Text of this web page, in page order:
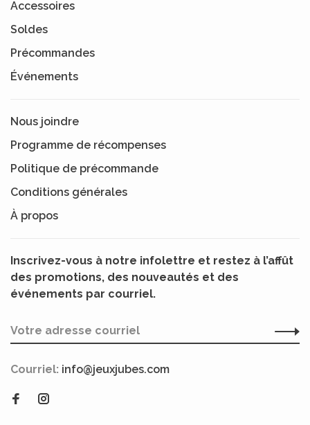
Accessoires
Soldes
Précommandes
Événements
Nous joindre
Programme de récompenses
Politique de précommande
Conditions générales
À propos
Inscrivez-vous à notre infolettre et restez à l’affût
des promotions, des nouveautés et des
événements par courriel.
Courriel: info@jeuxjubes.com